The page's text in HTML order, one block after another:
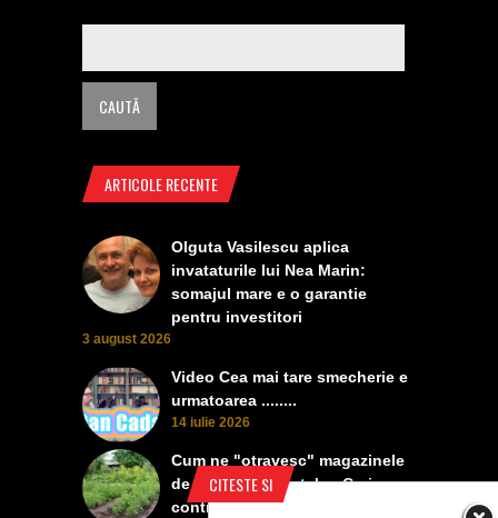
CITESTE SI
ARTICOLE RECENTE
Olguta Vasilescu aplica
invataturile lui Nea Marin:
somajul mare e o garantie
pentru investitori
3 august 2026
Video Cea mai tare smecherie e
urmatoarea ........
14 iulie 2026
Cum ne "otravesc" magazinele
de protectia plantelor. Ceri
contra manei, vanzatoarea iti da